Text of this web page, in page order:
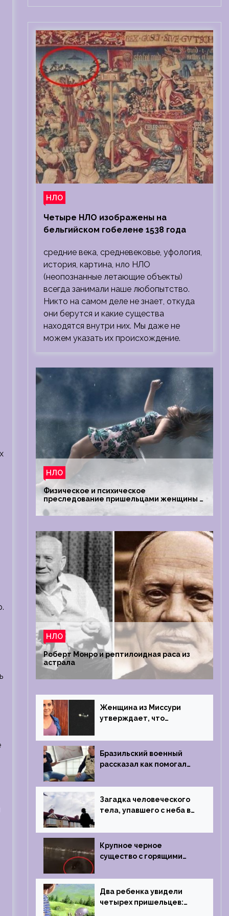
НЛО
Четыре НЛО изображены на
бельгийском гобелене 1538 года
средние века, средневековье, уфология,
история, картина, нло НЛО
(неопознанные летающие объекты)
всегда занимали наше любопытство.
Никто на самом деле не знает, откуда
они берутся и какие существа
находятся внутри них. Мы даже не
можем указать их происхождение.
НЛО
Физическое и психическое
преследование пришельцами женщины в
НЛО
Роберт Монро и рептилоидная раса из
астрала
Женщина из Миссури
утверждает, что
синими инопланетянами
Бразильский военный
рассказал как помогал
в 1996 году
Загадка человеческого
тела, упавшего с неба в
Крупное черное
существо с горящими
лодку рыбака
Два ребенка увидели
четырех пришельцев: